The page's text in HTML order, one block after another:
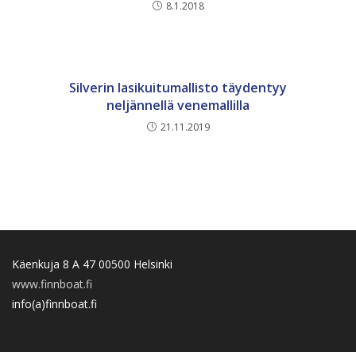
8.1.2018
Silverin lasikuitumallisto täydentyy
neljännellä venemallilla
21.11.2019
Käenkuja 8 A 47 00500 Helsinki
www.finnboat.fi
info(a)finnboat.fi